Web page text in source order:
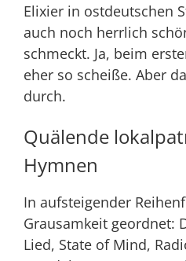
Elixier in ostdeutschen
auch noch herrlich
schmeckt. Ja, beim
eher so scheiße. Aber
durch.
Quälende
Hymnen
In aufsteigender
Grausamkeit geordnet:
Lied, State of Mind,